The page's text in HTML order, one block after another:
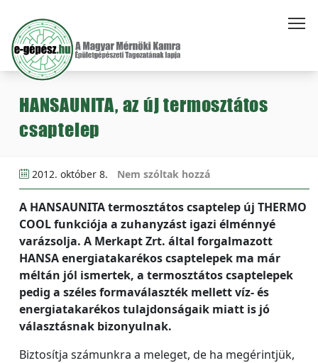
HANSAUNITA, az új termosztátos
csaptelep
2012. október 8. Nem szóltak hozzá
A HANSAUNITA termosztátos csaptelep új THERMO
COOL funkciója a zuhanyzást igazi élménnyé
varázsolja. A Merkapt Zrt. által forgalmazott
HANSA energiatakarékos csaptelepek ma már
méltán jól ismertek, a termosztátos csaptelepek
pedig a széles formaválaszték mellett víz- és
energiatakarékos tulajdonságaik miatt is jó
választásnak bizonyulnak.
Biztosítja számunkra a meleget, de ha megérintjük,